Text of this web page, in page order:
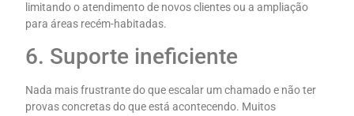
limitando o atendimento de novos clientes ou a ampliação
para áreas recém-habitadas.
6. Suporte ineficiente
Nada mais frustrante do que escalar um chamado e não ter
provas concretas do que está acontecendo. Muitos